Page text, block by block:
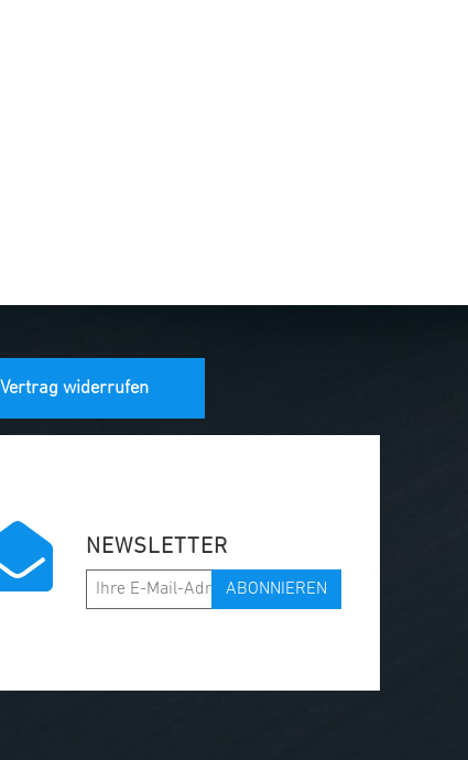
Vertrag widerrufen
NEWSLETTER
ABONNIEREN